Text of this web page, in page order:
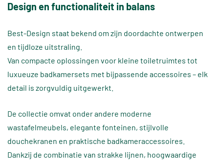
Design en functionaliteit in balans
Best-Design staat bekend om zijn doordachte ontwerpen
en tijdloze uitstraling.
Van compacte oplossingen voor kleine toiletruimtes tot
luxueuze badkamersets met bijpassende accessoires – elk
detail is zorgvuldig uitgewerkt.
De collectie omvat onder andere moderne
wastafelmeubels, elegante fonteinen, stijlvolle
douchekranen en praktische badkameraccessoires.
Dankzij de combinatie van strakke lijnen, hoogwaardige